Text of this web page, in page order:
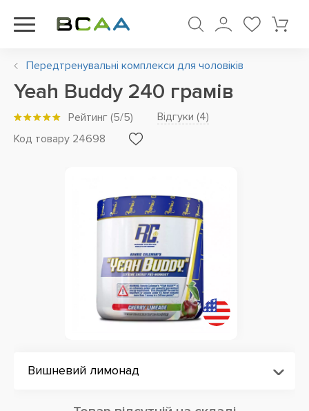
Передтренувальні комплекси для чоловіків
Yeah Buddy 240 грамів
Рейтинг (5/5) Відгуки (4)
Код товару 24698
Вишневий лимонад